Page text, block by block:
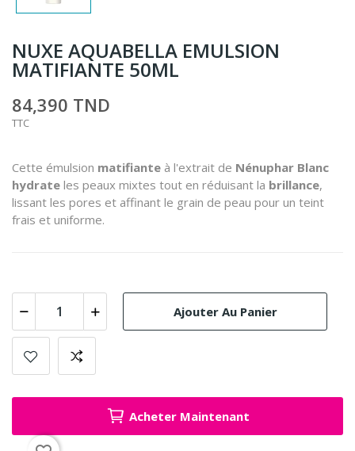
NUXE AQUABELLA EMULSION
MATIFIANTE 50ML
84,390 TND
TTC
Cette émulsion matifiante à l'extrait de Nénuphar Blanc
hydrate les peaux mixtes tout en réduisant la brillance,
lissant les pores et affinant le grain de peau pour un teint
frais et uniforme.
Ajouter Au Panier
Acheter Maintenant